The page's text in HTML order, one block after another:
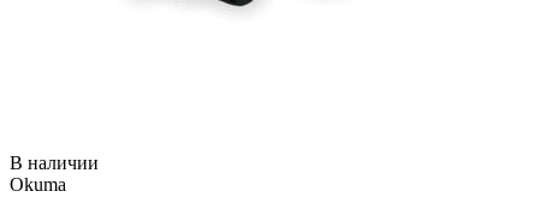
В наличии
Okuma